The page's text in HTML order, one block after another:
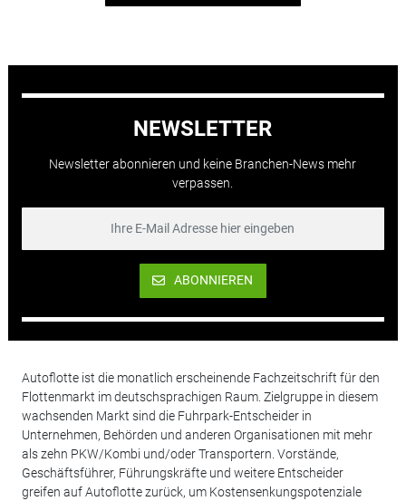
NEWSLETTER
Newsletter abonnieren und keine Branchen-News mehr
verpassen.
ABONNIEREN
Autoflotte ist die monatlich erscheinende Fachzeitschrift für den
Flottenmarkt im deutschsprachigen Raum. Zielgruppe in diesem
wachsenden Markt sind die Fuhrpark-Entscheider in
Unternehmen, Behörden und anderen Organisationen mit mehr
als zehn PKW/Kombi und/oder Transportern. Vorstände,
Geschäftsführer, Führungskräfte und weitere Entscheider
greifen auf Autoflotte zurück, um Kostensenkungspotenziale